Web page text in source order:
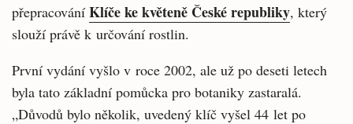
přepracování Klíče ke květeně České republiky, který
slouží právě k určování rostlin.
První vydání vyšlo v roce 2002, ale už po deseti letech
byla tato základní pomůcka pro botaniky zastaralá.
„Důvodů bylo několik, uvedený klíč vyšel 44 let po